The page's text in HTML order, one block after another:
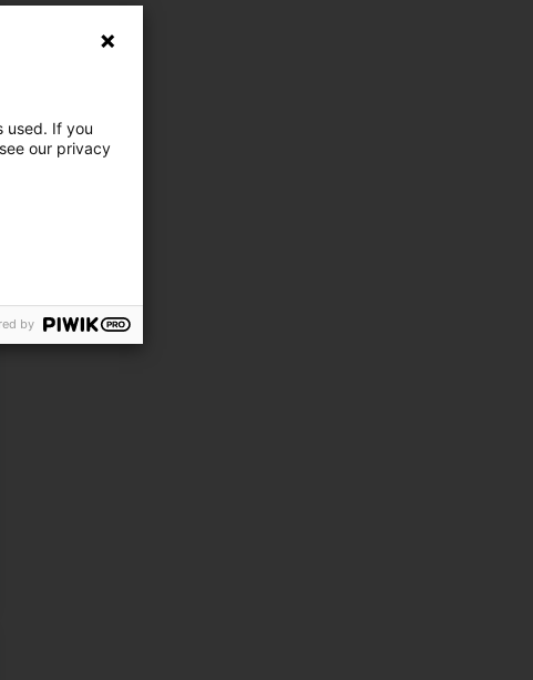
used. If you
our privacy
by